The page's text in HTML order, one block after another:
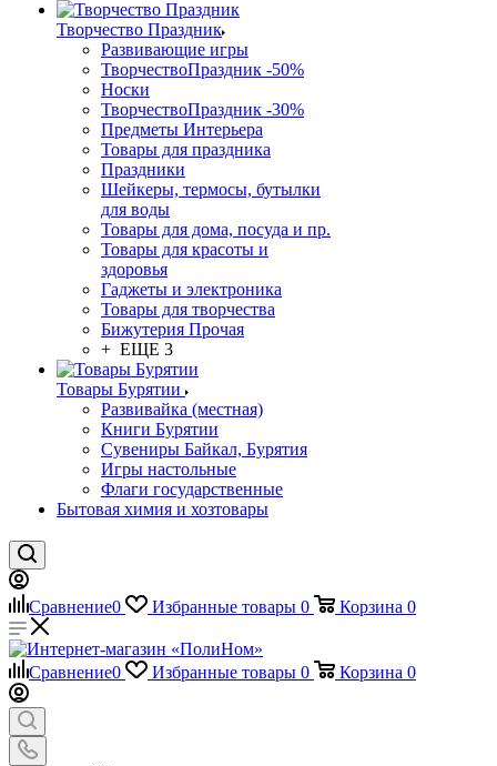
Творчество Праздник
Развивающие игры
ТворчествоПраздник -50%
Носки
ТворчествоПраздник -30%
Предметы Интерьера
Товары для праздника
Праздники
Шейкеры, термосы, бутылки
для воды
Товары для дома, посуда и пр.
Товары для красоты и
здоровья
Гаджеты и электроника
Товары для творчества
Бижутерия Прочая
+ ЕЩЕ 3
Товары Бурятии
Развивайка (местная)
Книги Бурятии
Сувениры Байкал, Бурятия
Игры настольные
Флаги государственные
Бытовая химия и хозтовары
Сравнение0 Избранные товары 0 Корзина 0
Сравнение0 Избранные товары 0 Корзина 0